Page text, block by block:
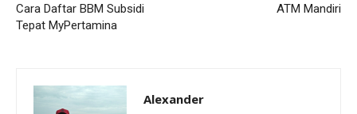
Cara Daftar BBM Subsidi
Tepat MyPertamina
ATM Mandiri
Alexander